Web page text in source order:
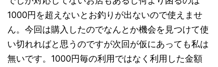
1000円を超えないとお釣りが出ないので使えませ
ん。今回は購入したのでなんとか機会を見つけて使
い切れればと思うのですが次回が仮にあっても私は
無いです。1000円毎の利用ではなく利用した金額